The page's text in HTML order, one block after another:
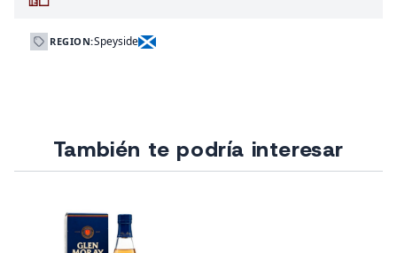
REGION:Speyside
También te podría interesar